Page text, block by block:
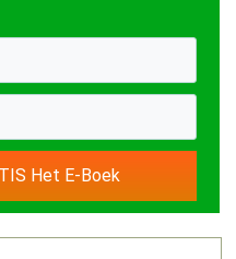
Het E-Boek